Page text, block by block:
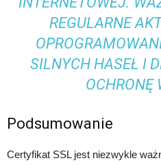
REGULARNE
SILNYCH HASEŁ I
OCHRONĘ
Podsumowanie
Certyfikat SSL jest niezwykle